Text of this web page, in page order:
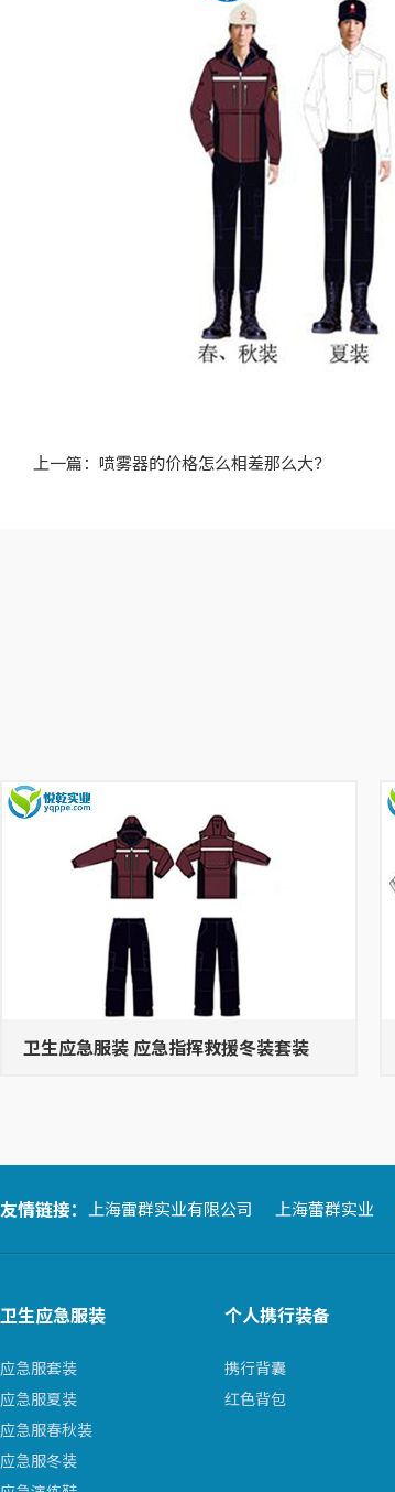
上一篇：喷雾器的价格怎么相差那么大？
卫生应急服装 应急指挥救援冬装套装
友情链接： 上海雷群实业有限公司 上海蕾群实业
卫生应急服装
应急服套装
应急服夏装
应急服春秋装
应急服冬装
个人携行装备
携行背囊
红色背包